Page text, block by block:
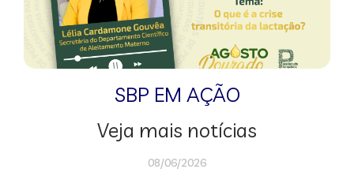
SBP EM AÇÃO
Veja mais notícias
08/06/2026